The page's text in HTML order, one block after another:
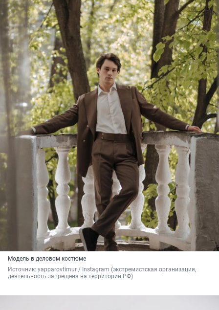
Модель в деловом костюме
Источник: yapparovtimur / Instagram (экстремистская организация,
деятельность запрещена на территории РФ)